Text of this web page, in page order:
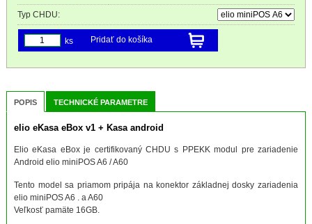
Typ CHDU:
Pridať do košíka
ks
POPIS TECHNICKÉ PARAMETRE
elio eKasa eBox v1 + Kasa android
Elio eKasa eBox je certifikovaný CHDU s PPEKK modul pre zariadenie
Android elio miniPOS A6 / A60
Tento model sa priamom pripája na konektor základnej dosky zariadenia
elio miniPOS A6 . a A60
Veľkosť pamäte 16GB.